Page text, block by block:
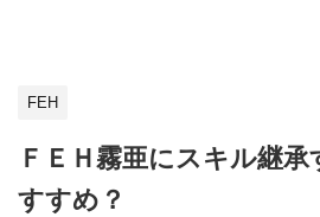
FEH
ＦＥＨ霧亜にスキル継
すすめ？